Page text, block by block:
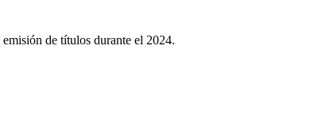
de títulos durante el 2024.